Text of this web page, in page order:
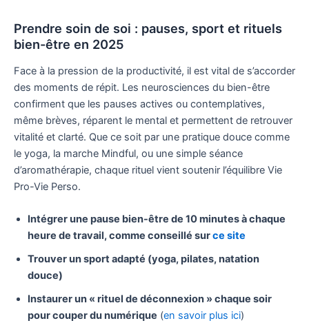
Prendre soin de soi : pauses, sport et rituels
bien-être en 2025
Face à la pression de la productivité, il est vital de s’accorder
des moments de répit. Les neurosciences du bien-être
confirment que les pauses actives ou contemplatives,
même brèves, réparent le mental et permettent de retrouver
vitalité et clarté. Que ce soit par une pratique douce comme
le yoga, la marche Mindful, ou une simple séance
d’aromathérapie, chaque rituel vient soutenir l’équilibre Vie
Pro-Vie Perso.
Intégrer une pause bien-être de 10 minutes à chaque
heure de travail, comme conseillé surce site
Trouver un sport adapté (yoga, pilates, natation
douce)
Instaurer un « rituel de déconnexion » chaque soir
pour couper du numérique (en savoir plus ici)